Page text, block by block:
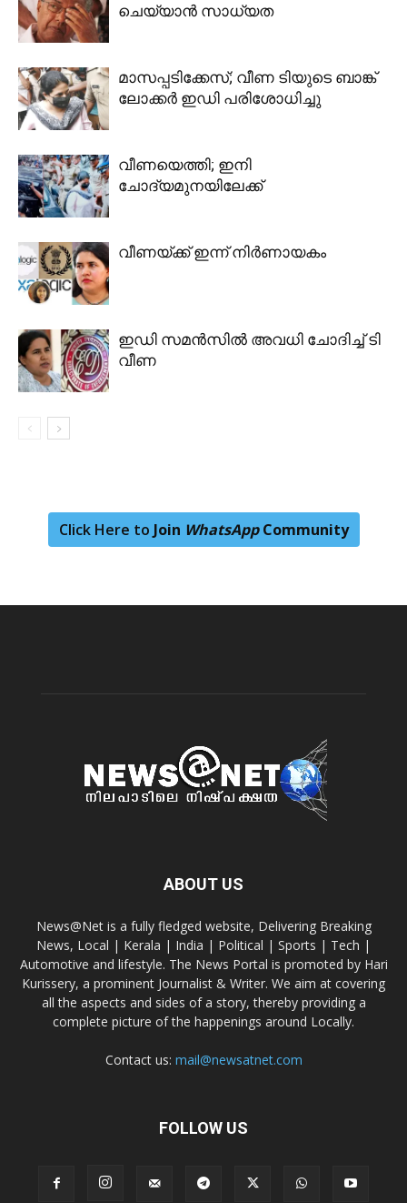
ചെയ്യാൻ സാധ്യത
മാസപ്പടിക്കേസ്; വീണ ടിയുടെ ബാങ്ക്
ലോക്കർ ഇഡി പരിശോധിച്ചു
വീണയെത്തി; ഇനി
ചോദ്യമുനയിലേക്ക്
വീണയ്ക്ക് ഇന്ന് നിര്‍ണായകം
ഇഡി സമന്‍സില്‍ അവധി ചോദിച്ച് ടി
വീണ
Click Here to Join WhatsAppCommunity
ABOUT US
News@Net is a fully fledged website, Delivering Breaking
News, Local | Kerala | India | Political | Sports | Tech |
Automotive and lifestyle. The News Portal is promoted by Hari
Kurissery, a prominent Journalist & Writer. We aim at covering
all the aspects and sides of a story, thereby providing a
complete picture of the happenings around Locally.
Contact us: mail@newsatnet.com
FOLLOW US